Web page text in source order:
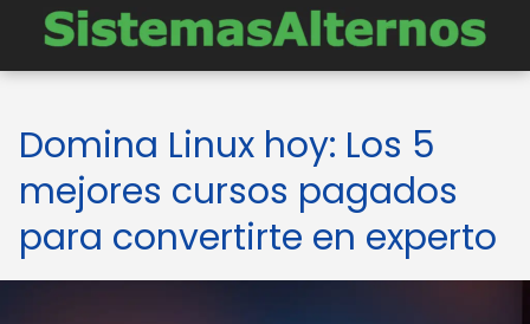
Domina Linux hoy: Los 5
mejores cursos pagados
para convertirte en experto